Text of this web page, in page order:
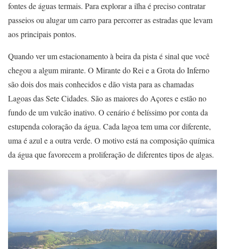
fontes de águas termais. Para explorar a ilha é preciso contratar
passeios ou alugar um carro para percorrer as estradas que levam
aos principais pontos.
Quando ver um estacionamento à beira da pista é sinal que você
chegou a algum mirante. O Mirante do Rei e a Grota do Inferno
são dois dos mais conhecidos e dão vista para as chamadas
Lagoas das Sete Cidades. São as maiores do Açores e estão no
fundo de um vulcão inativo. O cenário é belíssimo por conta da
estupenda coloração da água. Cada lagoa tem uma cor diferente,
uma é azul e a outra verde. O motivo está na composição química
da água que favorecem a proliferação de diferentes tipos de algas.